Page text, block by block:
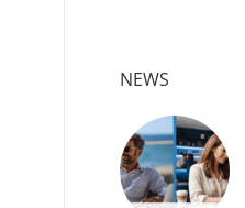
NEWS